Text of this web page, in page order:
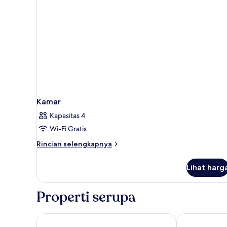
Kamar
Kapasitas 4
Wi-Fi Gratis
Rincian selengkapnya
Rincian
Kamar
Lihat
Properti serupa
Palazzo Cherchi BUE MARINO